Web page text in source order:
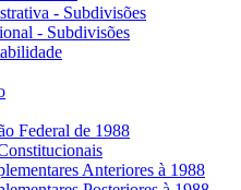
- Subdivisões
- Subdivisões
Federal de 1988
Anteriores à 1988